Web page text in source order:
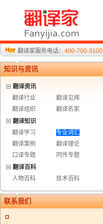
翻译家服务电话： 400-700-3100
知识与资讯
翻译资讯
翻译行业
翻译见闻
翻译组织
翻译名家
翻译知识
翻译学习
专业词汇
翻译案例
翻译理论
口译专题
同传专题
翻译百科
人物百科
技术百科
联系我们